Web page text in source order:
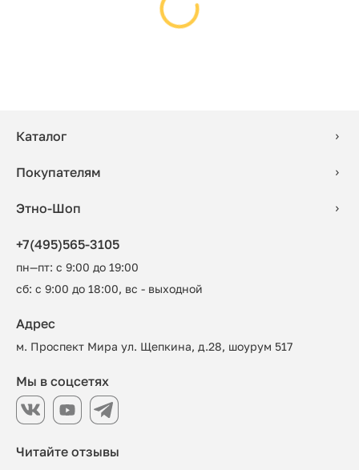
Каталог
Покупателям
Этно-Шоп
+7(495)565-3105
пн—пт: с 9:00 до 19:00
сб: с 9:00 до 18:00, вс - выходной
Читайте отзывы
Адрес
м. Проспект Мира ул. Щепкина, д.28, шоурум 517
Мы в соцсетях